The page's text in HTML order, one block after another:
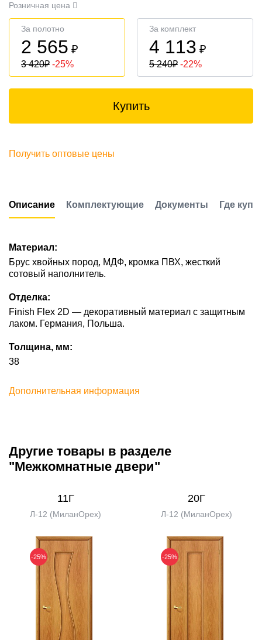
Розничная цена
За полотно
2 565 ₽
3 420₽ -25%
За комплект
4 113 ₽
5 240₽ -22%
Купить
Получить оптовые цены
Описание Комплектующие Документы Где
Материал:
Брус хвойных пород, МДФ, кромка ПВХ, жесткий
сотовый наполнитель.
Отделка:
Finish Flex 2D — декоративный материал с защитным
лаком. Германия, Польша.
Толщина, мм:
38
Дополнительная информация
Другие товары в разделе
"Межкомнатные двери"
11Г
Л-12 (МиланОрех)
-25%
20Г
Л-12 (МиланОрех)
-25%